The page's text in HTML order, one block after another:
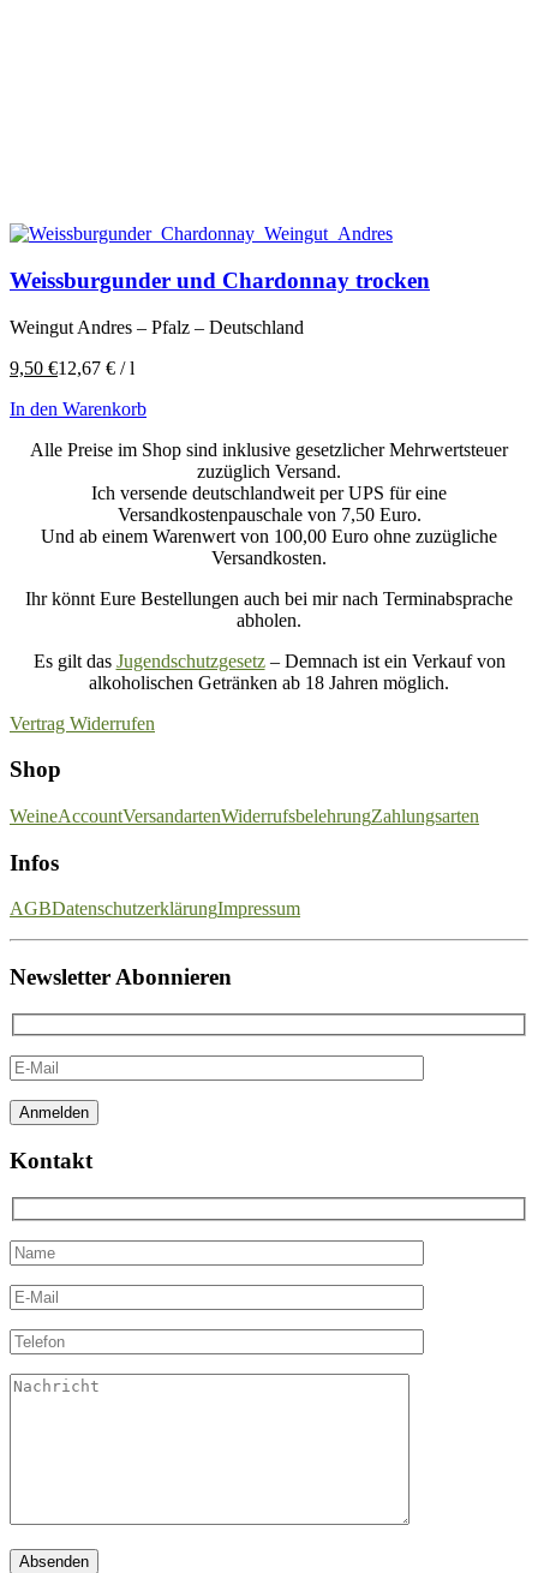
Weissburgunder und Chardonnay trocken
Weingut Andres – Pfalz – Deutschland
9,50 €12,67 € /l
In den Warenkorb
Alle Preise im Shop sind inklusive gesetzlicher Mehrwertsteuer
zuzüglich Versand.
Ich versende deutschlandweit per UPS für eine
Versandkostenpauschale von 7,50 Euro.
Und ab einem Warenwert von 100,00 Euro ohne zuzügliche
Versandkosten.
Ihr könnt Eure Bestellungen auch bei mir nach Terminabsprache
abholen.
Es gilt das Jugendschutzgesetz– Demnach ist ein Verkauf von
alkoholischen Getränken ab 18 Jahren möglich.
Vertrag Widerrufen
Shop
WeineAccountVersandartenWiderrufsbelehrungZahlungsarten
Infos
AGBDatenschutzerklärungImpressum
Newsletter Abonnieren
Kontakt